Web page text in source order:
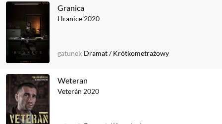
Granica
Hranice 2020
gatunek Dramat/Krótkometrażowy
Weteran
Veterán 2020